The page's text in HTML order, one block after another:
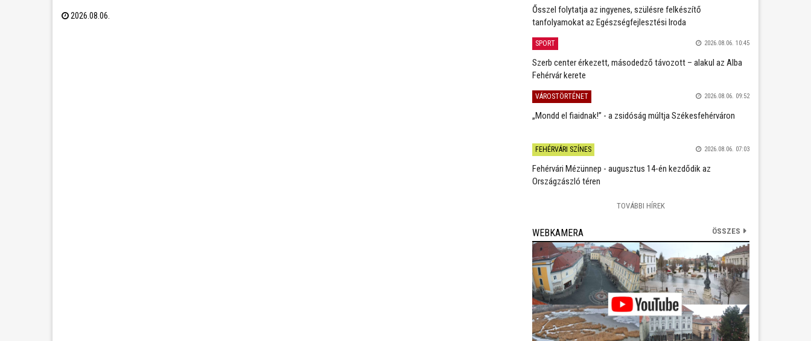
Magyarbusz Info. A 8,5 méter hosszú járműveket nettó
2026.08.06.
Ősszel folytatja az ingyenes, szülésre felkészítő
tanfolyamokat az Egészségfejlesztési Iroda
SPORT 2026.08.06. 10:45
Szerb center érkezett, másodedző távozott – alakul az Alba
Fehérvár kerete
VÁROSTÖRTÉNET 2026.08.06. 09:52
„Mondd el fiaidnak!” - a zsidóság múltja Székesfehérváron
FEHÉRVÁRI SZÍNES 2026.08.06. 07:03
Fehérvári Mézünnep - augusztus 14-én kezdődik az
Országzászló téren
TOVÁBBI HÍREK
WEBKAMERA ÖSSZES